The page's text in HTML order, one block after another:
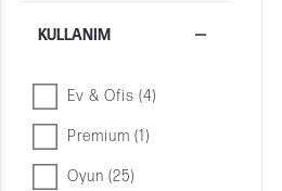
KULLANIM
Ev & Ofis (4)
Premium (1)
Oyun (25)